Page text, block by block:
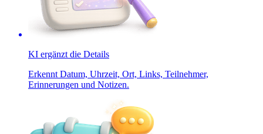
KI ergänzt die Details
Erkennt Datum, Uhrzeit, Ort, Links, Teilnehmer,
Erinnerungen und Notizen.